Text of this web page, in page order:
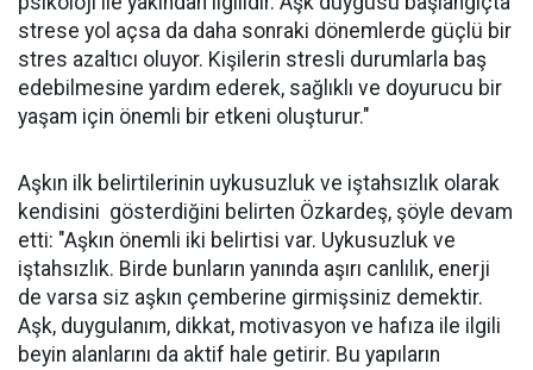
strese yol açsa da daha sonraki dönemlerde güçlü bir
stres azaltıcı oluyor. Kişilerin stresli durumlarla baş
edebilmesine yardım ederek, sağlıklı ve doyurucu bir
yaşam için önemli bir etkeni oluşturur."
Aşkın ilk belirtilerinin uykusuzluk ve iştahsızlık olarak
kendisini gösterdiğini belirten Özkardeş, şöyle devam
etti: "Aşkın önemli iki belirtisi var. Uykusuzluk ve
iştahsızlık. Birde bunların yanında aşırı canlılık, enerji
de varsa siz aşkın çemberine girmişsiniz demektir.
Aşk, duygulanım, dikkat, motivasyon ve hafıza ile ilgili
beyin alanlarını da aktif hale getirir. Bu yapıların